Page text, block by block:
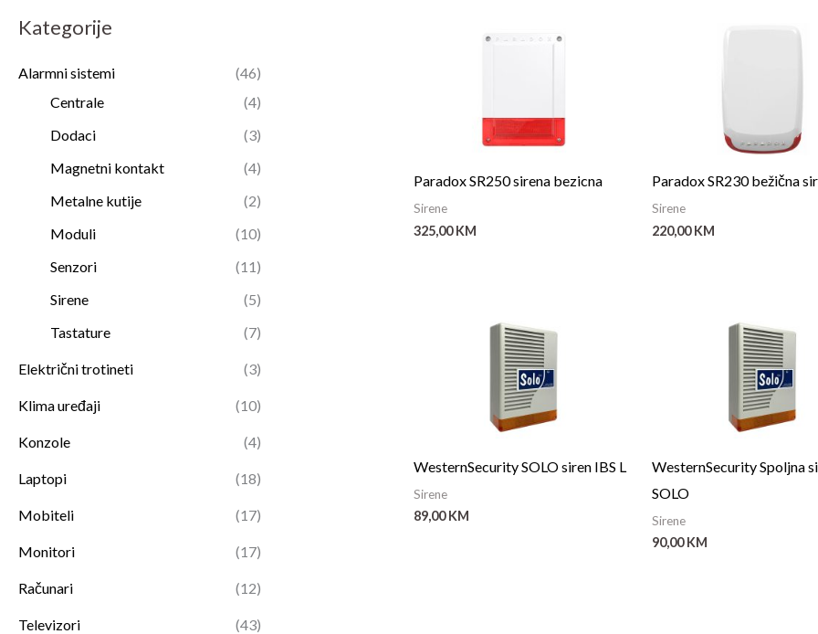
Kategorije
Alarmni sistemi
(46)
Centrale
(4)
Dodaci
(3)
Magnetni kontakt
(4)
Metalne kutije
(2)
Moduli
(10)
Senzori
(11)
Sirene
(5)
Tastature
(7)
Električni trotineti (3)
Klima uređaji (10)
Konzole (4)
Laptopi (18)
Mobiteli (17)
Monitori (17)
Računari (12)
Televizori
(43)
Paradox SR250 sirena bezicna
Sirene
325,00KM
Paradox SR230 bežična
Sirene
220,00KM
WesternSecurity SOLO siren IBS L
Sirene
89,00KM
WesternSecurity Spoljna
SOLO
Sirene
90,00KM